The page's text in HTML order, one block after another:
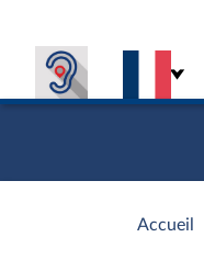
Accueil
d'accueil